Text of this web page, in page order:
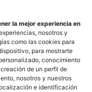
la mejor experiencia en
nosotros y
como las cookies para
para mostrarte
conocimiento
de un perfil de
nosotros y nuestros
e identificación